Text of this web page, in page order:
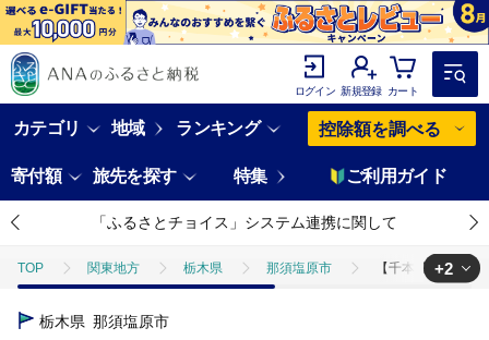
ログイン 新規登録 カート
カテゴリ 地域 ランキング 控除額を調べる
寄付額 旅先を探す 特集 ご利用ガイド
「ふるさとチョイス」システム連携に関して
TOP 関東地方 栃木県 那須塩原市 【千本松牧場】
TOP
+2
栃木県 那須塩原市